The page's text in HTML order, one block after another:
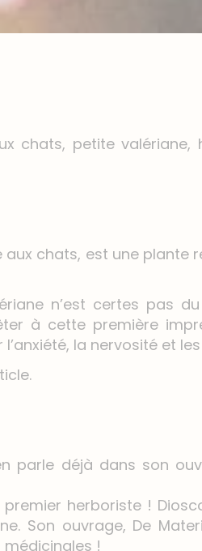
chats, petite valériane,
chats, est une plante
n’est certes pas
à cette première
la nervosité et
parle déjà dans son
herboriste !
Son ouvrage, De
!